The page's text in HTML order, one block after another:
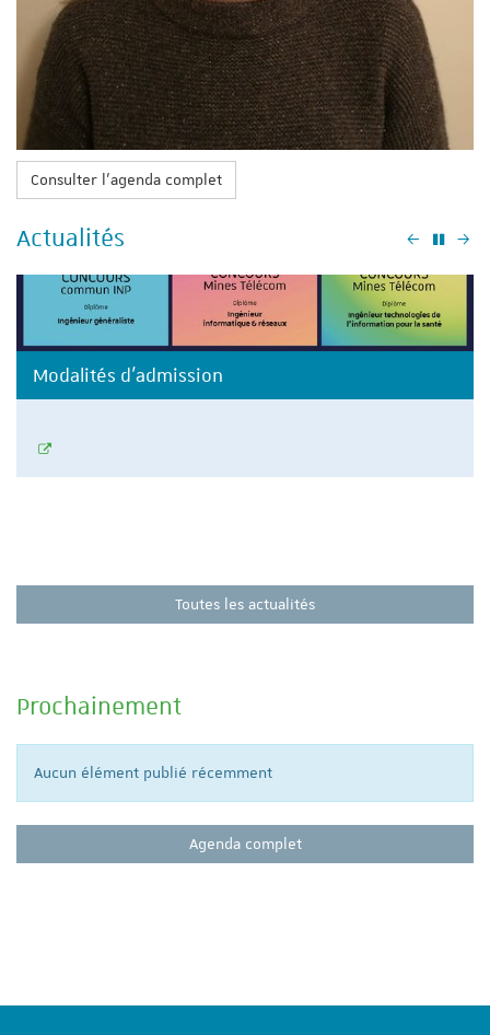
Consulter l'agenda complet
Actualités Précédent
Modalités d'admission
Toutes les actualités
Prochainement
Aucun élément publié récemment
Agenda complet